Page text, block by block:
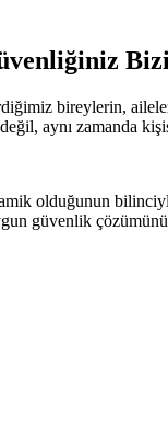
bireylerin,
aynı zamanda
olduğunun
güvenlik